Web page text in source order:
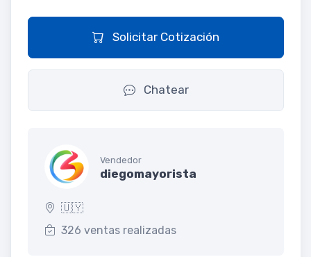
Solicitar Cotización
Chatear
Vendedor
diegomayorista
🇺🇾
326 ventas realizadas